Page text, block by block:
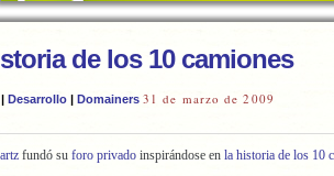
de los 10 camiones
| Desarrollo | Domainers 31 de marzo de 2009
fundó su foro privado inspirándose en la historia de los 10